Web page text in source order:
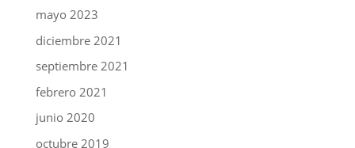
mayo 2023
diciembre 2021
septiembre 2021
febrero 2021
junio 2020
octubre 2019